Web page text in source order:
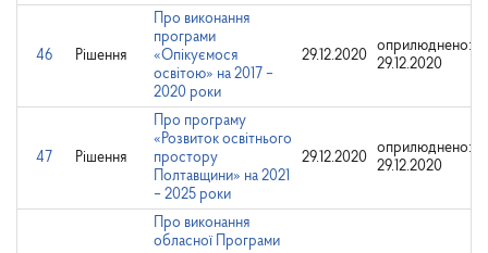
46 Рішення
Про виконання
програми
«Опікуємося
освітою» на 2017 –
2020 роки
29.12.2020
оприлюднено:
29.12.2020
47 Рішення
Про програму
«Розвиток освітнього
простору
Полтавщини» на 2021
– 2025 роки
29.12.2020
оприлюднено:
29.12.2020
Про виконання
обласної Програми